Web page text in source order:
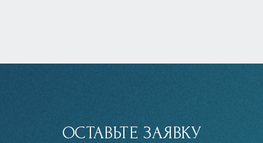
ОСТАВЬТЕ ЗАЯВКУ